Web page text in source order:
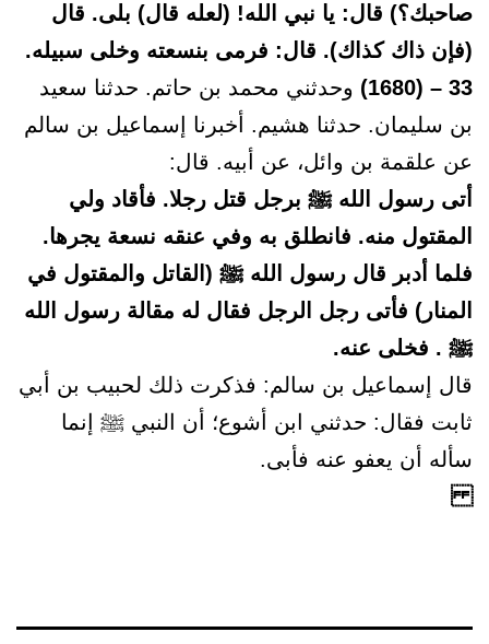
صاحبك؟) قال: يا نبي الله! (لعله قال) بلى. قال
(فإن ذاك كذاك). قال: فرمى بنسعته وخلى سبيله.
33 – (1680)
وحدثني محمد بن حاتم. حدثنا سعيد
بن سليمان. حدثنا هشيم. أخبرنا إسماعيل بن سالم
عن علقمة بن وائل، عن أبيه. قال:
أتى رسول الله ﷺ برجل قتل رجلا. فأقاد ولي
المقتول منه. فانطلق به وفي عنقه نسعة يجرها.
فلما أدبر قال رسول الله ﷺ (القاتل والمقتول في
المنار) فأتى رجل الرجل فقال له مقالة رسول الله
ﷺ . فخلى عنه.
قال إسماعيل بن سالم: فذكرت ذلك لحبيب بن أبي
ثابت فقال: حدثني ابن أشوع؛ أن النبي ﷺ إنما
سأله أن يعفو عنه فأبى.